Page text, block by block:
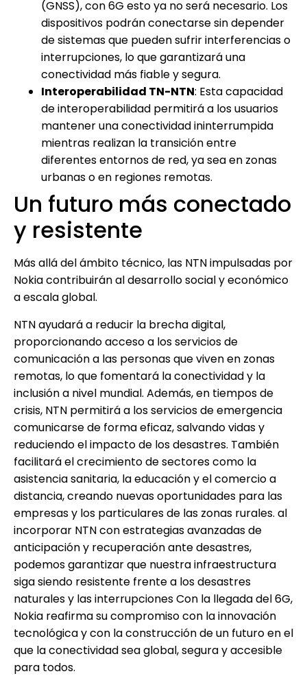
(GNSS), con 6G esto ya no será necesario. Los
dispositivos podrán conectarse sin depender
de sistemas que pueden sufrir interferencias o
interrupciones, lo que garantizará una
conectividad más fiable y segura.
Interoperabilidad TN-NTN: Esta capacidad
de interoperabilidad permitirá a los usuarios
mantener una conectividad ininterrumpida
mientras realizan la transición entre
diferentes entornos de red, ya sea en zonas
urbanas o en regiones remotas.
Un futuro más conectado
y resistente
Más allá del ámbito técnico, las NTN impulsadas por
Nokia contribuirán al desarrollo social y económico
a escala global.
NTN ayudará a reducir la brecha digital,
proporcionando acceso a los servicios de
comunicación a las personas que viven en zonas
remotas, lo que fomentará la conectividad y la
inclusión a nivel mundial. Además, en tiempos de
crisis, NTN permitirá a los servicios de emergencia
comunicarse de forma eficaz, salvando vidas y
reduciendo el impacto de los desastres. También
facilitará el crecimiento de sectores como la
asistencia sanitaria, la educación y el comercio a
distancia, creando nuevas oportunidades para las
empresas y los particulares de las zonas rurales. al
incorporar NTN con estrategias avanzadas de
anticipación y recuperación ante desastres,
podemos garantizar que nuestra infraestructura
siga siendo resistente frente a los desastres
naturales y las interrupciones Con la llegada del 6G,
Nokia reafirma su compromiso con la innovación
tecnológica y con la construcción de un futuro en el
que la conectividad sea global, segura y accesible
para todos.